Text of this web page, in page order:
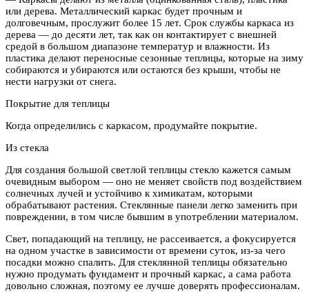
или дерева. Металлический каркас будет прочным и
долговечным, прослужит более 15 лет. Срок службы каркаса из
дерева — до десяти лет, так как он контактирует с внешней
средой в большом диапазоне температур и влажности. Из
пластика делают переносные сезонные теплицы, которые на зиму
собираются и убираются или остаются без крыши, чтобы не
нести нагрузки от снега.
Покрытие для теплицы
Когда определились с каркасом, продумайте покрытие.
Из стекла
Для создания большой светлой теплицы стекло кажется самым
очевидным выбором — оно не меняет свойств под воздействием
солнечных лучей и устойчиво к химикатам, которыми
обрабатывают растения. Стеклянные панели легко заменить при
повреждении, в том числе бывшим в употреблении материалом.
Свет, попадающий на теплицу, не рассеивается, а фокусируется
на одном участке в зависимости от времени суток, из-за чего
посадки можно спалить. Для стеклянной теплицы обязательно
нужно продумать фундамент и прочный каркас, а сама работа
довольно сложная, поэтому ее лучше доверять профессионалам.